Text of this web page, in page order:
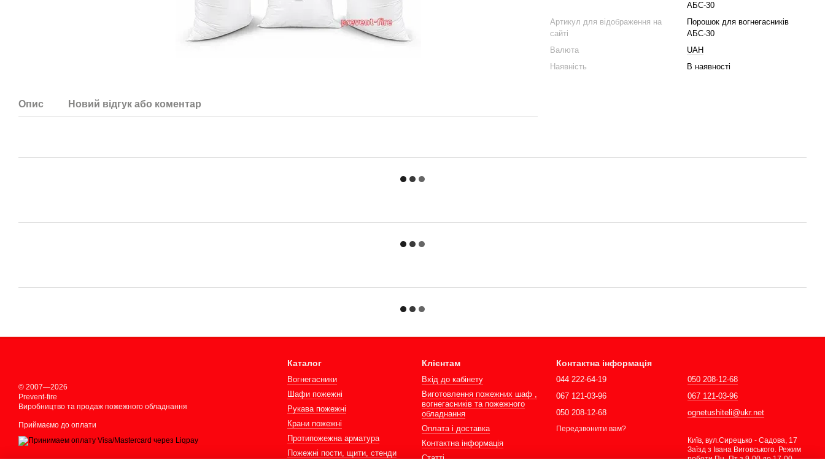
Опис Новий відгук або коментар
АБС-30
Артикул для відображення на
сайті
Порошок для вогнегасників
АБС-30
Валюта
UAH
Наявність
В наявності
© 2007—2026
Prevent-fire
Виробництво та продаж пожежного обладнання
Приймаємо до оплати
Каталог
Вогнегасники
Шафи пожежні
Рукава пожежні
Крани пожежні
Протипожежна арматура
Пожежні пости, щити, стенди
Клієнтам
Вхід до кабінету
Виготовлення пожежних шаф ,
вогнегасників та пожежного
обладнання
Оплата і доставка
Контактна інформація
Статті
Контактна інформація
044 222-64-19
067 121-03-96
050 208-12-68
Передзвонити вам?
050 208-12-68
067 121-03-96
ognetushiteli@ukr.net
Київ, вул.Сирецько - Садова, 17
Заїзд з Івана Виговського. Режим